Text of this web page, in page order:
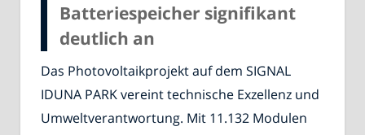
Batteriespeicher signifikant
deutlich an
Das Photovoltaikprojekt auf dem SIGNAL
IDUNA PARK vereint technische Exzellenz und
Umweltverantwortung. Mit 11.132 Modulen